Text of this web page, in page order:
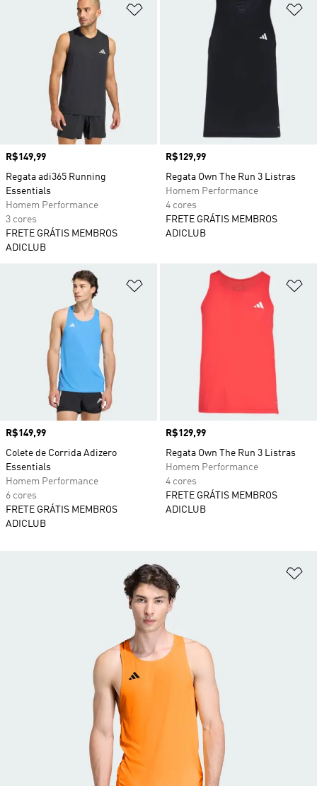
Adicionar à Lista de Desejos
Preço
R$149,99
Regata adi365 Running
Essentials
Homem Performance
3 cores
FRETE GRÁTIS MEMBROS
ADICLUB
Preço
R$129,99
Regata Own The Run 3 Listras
Homem Performance
4 cores
FRETE GRÁTIS MEMBROS
ADICLUB
Adicionar à Lista de Desejos
Preço
R$149,99
Colete de Corrida Adizero
Essentials
Homem Performance
6 cores
FRETE GRÁTIS MEMBROS
ADICLUB
Preço
R$129,99
Regata Own The Run 3 Listras
Homem Performance
4 cores
FRETE GRÁTIS MEMBROS
ADICLUB